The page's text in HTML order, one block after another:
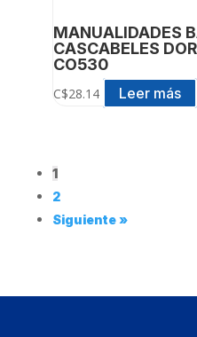
MANUALIDADES
CASCABELES
CO530
C$28.14 Leer más
1
2
Siguiente »